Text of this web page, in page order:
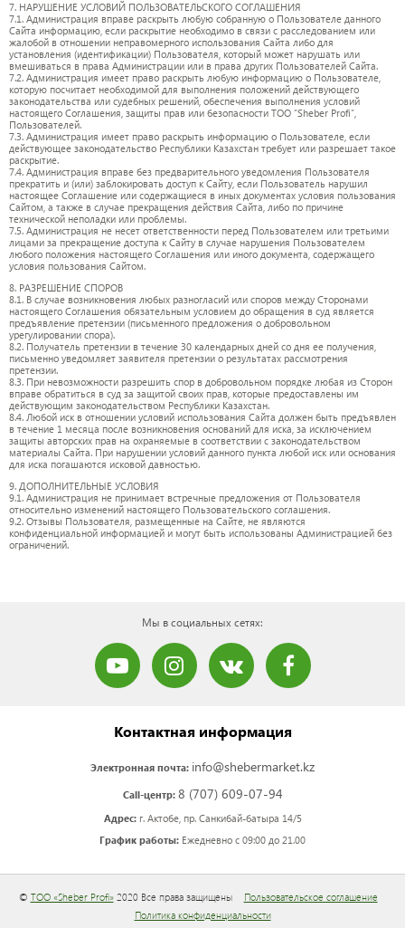
7. НАРУШЕНИЕ УСЛОВИЙ ПОЛЬЗОВАТЕЛЬСКОГО СОГЛАШЕНИЯ
7.1. Администрация вправе раскрыть любую собранную о Пользователе данного
Сайта информацию, если раскрытие необходимо в связи с расследованием или
жалобой в отношении неправомерного использования Сайта либо для
установления (идентификации) Пользователя, который может нарушать или
вмешиваться в права Администрации или в права других Пользователей Сайта.
7.2. Администрация имеет право раскрыть любую информацию о Пользователе,
которую посчитает необходимой для выполнения положений действующего
законодательства или судебных решений, обеспечения выполнения условий
настоящего Соглашения, защиты прав или безопасности ТОО “Sheber Profi”,
Пользователей.
7.3. Администрация имеет право раскрыть информацию о Пользователе, если
действующее законодательство Республики Казахстан требует или разрешает такое
раскрытие.
7.4. Администрация вправе без предварительного уведомления Пользователя
прекратить и (или) заблокировать доступ к Сайту, если Пользователь нарушил
настоящее Соглашение или содержащиеся в иных документах условия пользования
Сайтом, а также в случае прекращения действия Сайта, либо по причине
технической неполадки или проблемы.
7.5. Администрация не несет ответственности перед Пользователем или третьими
лицами за прекращение доступа к Сайту в случае нарушения Пользователем
любого положения настоящего Соглашения или иного документа, содержащего
условия пользования Сайтом.
8. РАЗРЕШЕНИЕ СПОРОВ
8.1. В случае возникновения любых разногласий или споров между Сторонами
настоящего Соглашения обязательным условием до обращения в суд является
предъявление претензии (письменного предложения о добровольном
урегулировании спора).
8.2. Получатель претензии в течение 30 календарных дней со дня ее получения,
письменно уведомляет заявителя претензии о результатах рассмотрения
претензии.
8.3. При невозможности разрешить спор в добровольном порядке любая из Сторон
вправе обратиться в суд за защитой своих прав, которые предоставлены им
действующим законодательством Республики Казахстан.
8.4. Любой иск в отношении условий использования Сайта должен быть предъявлен
в течение 1 месяца после возникновения оснований для иска, за исключением
защиты авторских прав на охраняемые в соответствии с законодательством
материалы Сайта. При нарушении условий данного пункта любой иск или основания
для иска погашаются исковой давностью.
9. ДОПОЛНИТЕЛЬНЫЕ УСЛОВИЯ
9.1. Администрация не принимает встречные предложения от Пользователя
относительно изменений настоящего Пользовательского соглашения.
9.2. Отзывы Пользователя, размещенные на Сайте, не являются
конфиденциальной информацией и могут быть использованы Администрацией без
ограничений.
Мы в социальных сетях:
Контактная информация
Электронная почта: info@shebermarket.kz
Call-центр: 8 (707) 609-07-94
Адрес:г. Актобе, пр. Санкибай-батыра 14/5
График работы: Ежедневно с 09:00 до 21.00
© ТОО «Sheber Profi»2020 Все права защищены
Пользовательское соглашение
Политика конфиденциальности